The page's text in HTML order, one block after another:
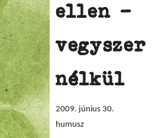
ellen -
vegyszer
nélkül
2009. június 30.
humusz